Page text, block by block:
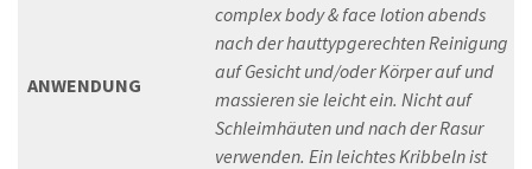
ANWENDUNG
complex body & face lotion abends
nach der hauttypgerechten Reinigung
auf Gesicht und/oder Körper auf und
massieren sie leicht ein. Nicht auf
Schleimhäuten und nach der Rasur
verwenden. Ein leichtes Kribbeln ist